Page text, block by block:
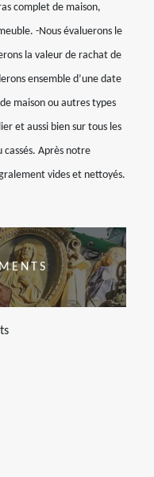
complet de maison,
-Nous évaluerons le
la valeur de rachat de
ensemble d’une date
maison ou autres types
et aussi bien sur tous les
Après notre
vides et nettoyés.